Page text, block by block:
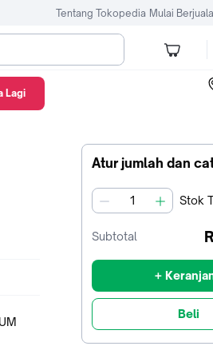
Tentang Tokopedia Mulai
Atur jumlah dan
jumlah Stok
Subtotal
+
Beli
Lagi